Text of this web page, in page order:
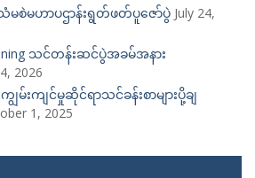
မစဲမဟာပဌာန်းရွတ်ဖတ်ပူဇော်ပွဲ July 24,
သင်တန်းဆင်ပွဲအခမ်အနား
2026
မ်းကျင်မှုဆိုင်ရာသင်ခန်းစာများပို့ချ
1, 2025